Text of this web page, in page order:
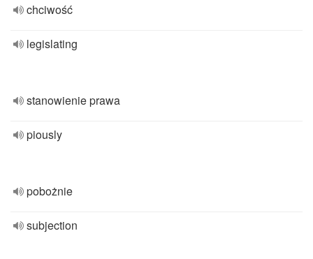
chciwość
legislating
stanowienie prawa
piously
pobożnie
subjection